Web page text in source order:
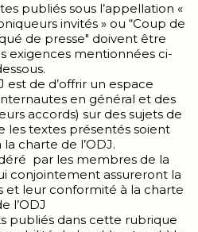
publiés sous l’appellation «
invités » ou “Coup de
de presse" doivent être
exigences mentionnées ci-
est de d’offrir un espace
en général et des
accords) sur des sujets de
les textes présentés soient
charte de l’ODJ.
par les membres de la
conjointement assureront la
et leur conformité à la charte
l’ODJ
publiés dans cette rubrique